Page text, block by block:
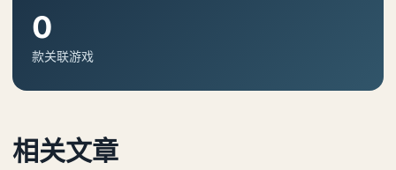
0
款关联游戏
相关文章